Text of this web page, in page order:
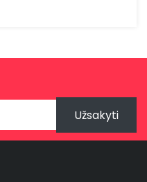
Užsakyti